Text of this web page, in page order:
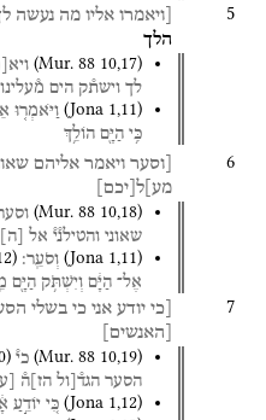
5 [ויאמרו אליו מה נעשה
הלך
(Mur. 88 10,17) ויא
לך וישת֯ק הים מ֯עלינו
(Jona 1,11) וַיֹּאמְר֤וּ
כִּ֥י הַיָּ֖ם הוֹלֵ֥ךְ
6 [וסער ויאמר אליהם
מע]ל יכם
(Mur. 88 10,18)
שאוני והטילנ֯י֯ אל ה
(Jona 1,11) וְסֹעֵֽר׃ )
אֶל־ הַיָּ֔ם וְיִשְׁתֹּ֥ק הַיָּ֖ם
7 [כי יודע אני כי בשלי
האנשים
(Mur. 88 10,19) כי֯ )
הסער הגד֯[ול הז]ה֯ ע
(Jona 1,12) כִּ֚י יוֹדֵ֣עַ